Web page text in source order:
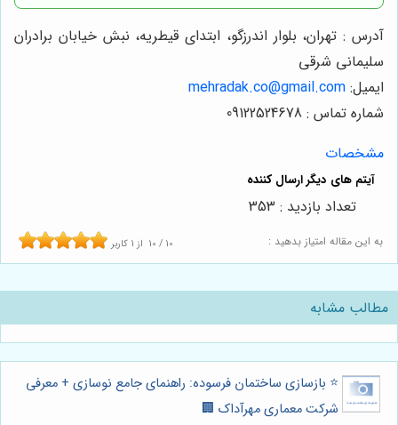
آدرس : تهران، بلوار اندرزگو، ابتدای قیطریه، نبش خیابان برادران
سلیمانی شرقی
ایمیل: mehradak.co@gmail.com
شماره تماس : 09122524678
مشخصات
به این مقاله امتیاز بدهید : 10 / 10 از 1 کاربر
تعداد بازدید : 353
مطالب مشابه
⭐️ بازسازی ساختمان فرسوده: راهنمای جامع نوسازی + معرفی
شرکت معماری مهرآداک 🏢